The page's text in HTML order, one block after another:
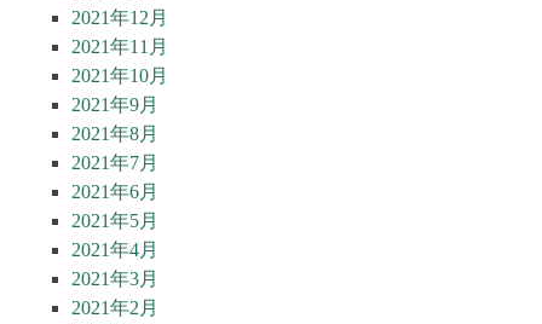
2021年12月
2021年11月
2021年10月
2021年9月
2021年8月
2021年7月
2021年6月
2021年5月
2021年4月
2021年3月
2021年2月